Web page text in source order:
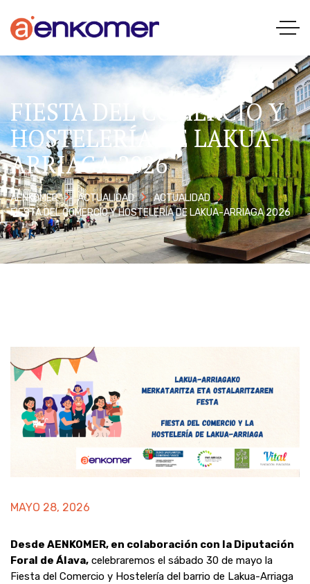
FIESTA DEL COMERCIO Y
HOSTELERÍA DE LAKUA-
ARRIAGA 2026
AENKOMER ACTUALIDAD
ACTUALIDAD
FIESTA DEL COMERCIO Y HOSTELERÍA DE LAKUA-ARRIAGA 2026
MAYO 28, 2026
Desde AENKOMER, en colaboración con la Diputación
Foral de Álava, celebraremos el sábado 30 de mayo la
Fiesta del Comercio y Hostelería del barrio de Lakua-Arriaga